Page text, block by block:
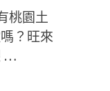
桃園土
？旺來
…